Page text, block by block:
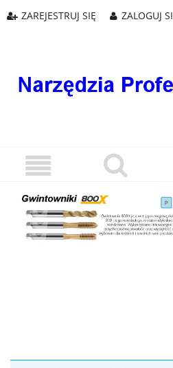
ZAREJESTRUJ SIĘ ZALOGUJ